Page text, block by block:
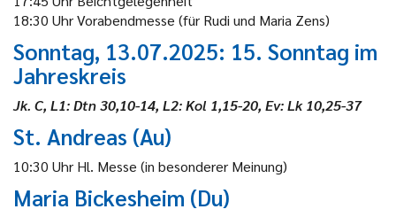
18:30 Uhr Vorabendmesse (für Rudi und Maria Zens)
Sonntag, 13.07.2025: 15. Sonntag im
Jahreskreis
Jk. C, L1: Dtn 30,10-14, L2: Kol 1,15-20, Ev: Lk 10,25-37
St. Andreas (Au)
10:30 Uhr Hl. Messe (in besonderer Meinung)
Maria Bickesheim (Du)